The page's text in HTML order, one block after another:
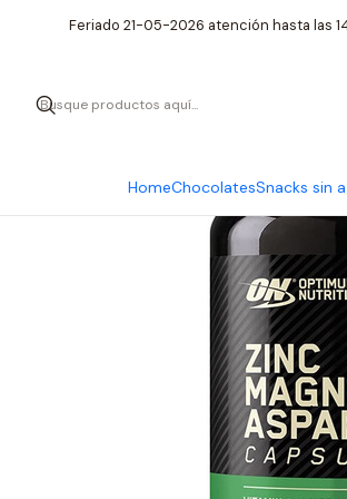
HomeChocolatesSnacks sin
Feriado 21-05-2026 atención hasta las
Inicio